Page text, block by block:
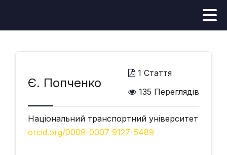
Є. Попченко
1 Стаття
135 Переглядів
Національний транспортний університет
orcid.org/0009-0007 9127-5489